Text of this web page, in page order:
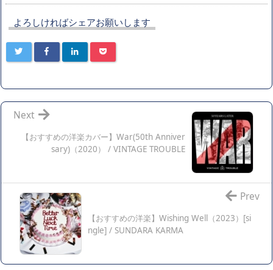
よろしければシェアお願いします
【おすすめの洋楽カバー】War(50th Anniver
sary)（2020） / VINTAGE TROUBLE
Next
【おすすめの洋楽】Wishing Well（2023）[si
ngle] / SUNDARA KARMA
Prev